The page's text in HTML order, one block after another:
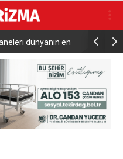
dünyanın en İçişleri
bu yılın